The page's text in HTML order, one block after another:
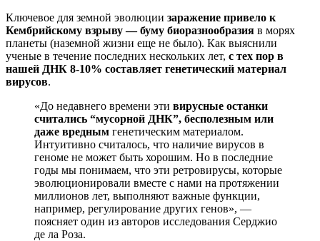
Ключевое для земной эволюции заражение привело к
Кембрийскому взрыву — буму биоразнообразия в морях
планеты (наземной жизни еще не было). Как выяснили
ученые в течение последних нескольких лет, с тех пор в
нашей ДНК 8-10% составляет генетический материал
вирусов.
«До недавнего времени эти вирусные останки
считались “мусорной ДНК”, бесполезным или
даже вредным генетическим материалом.
Интуитивно считалось, что наличие вирусов в
геноме не может быть хорошим. Но в последние
годы мы понимаем, что эти ретровирусы, которые
эволюционировали вместе с нами на протяжении
миллионов лет, выполняют важные функции,
например, регулирование других генов», —
поясняет один из авторов исследования Серджио
де ла Роза.